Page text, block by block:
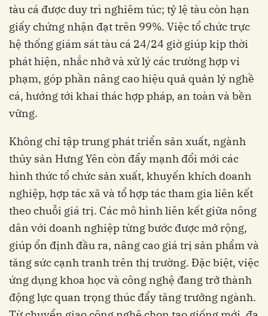
tàu cá được duy trì nghiêm túc; tỷ lệ tàu còn hạn
giấy chứng nhận đạt trên 99%. Việc tổ chức trực
hệ thống giám sát tàu cá 24/24 giờ giúp kịp thời
phát hiện, nhắc nhở và xử lý các trường hợp vi
phạm, góp phần nâng cao hiệu quả quản lý nghề
cá, hướng tới khai thác hợp pháp, an toàn và bền
vững.
Không chỉ tập trung phát triển sản xuất, ngành
thủy sản Hưng Yên còn đẩy mạnh đổi mới các
hình thức tổ chức sản xuất, khuyến khích doanh
nghiệp, hợp tác xã và tổ hợp tác tham gia liên kết
theo chuỗi giá trị. Các mô hình liên kết giữa nông
dân với doanh nghiệp từng bước được mở rộng,
giúp ổn định đầu ra, nâng cao giá trị sản phẩm và
tăng sức cạnh tranh trên thị trường. Đặc biệt, việc
ứng dụng khoa học và công nghệ đang trở thành
động lực quan trọng thúc đẩy tăng trưởng ngành.